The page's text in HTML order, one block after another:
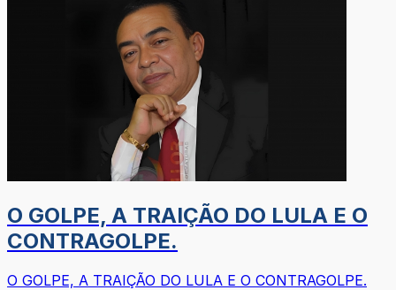
O GOLPE, A TRAIÇÃO DO LULA E O
CONTRAGOLPE.
O GOLPE, A TRAIÇÃO DO LULA E O CONTRAGOLPE.